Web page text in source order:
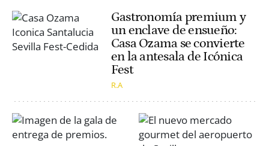
Gastronomía premium y
un enclave de ensueño:
Casa Ozama se convierte
en la antesala de Icónica
Fest
R.A